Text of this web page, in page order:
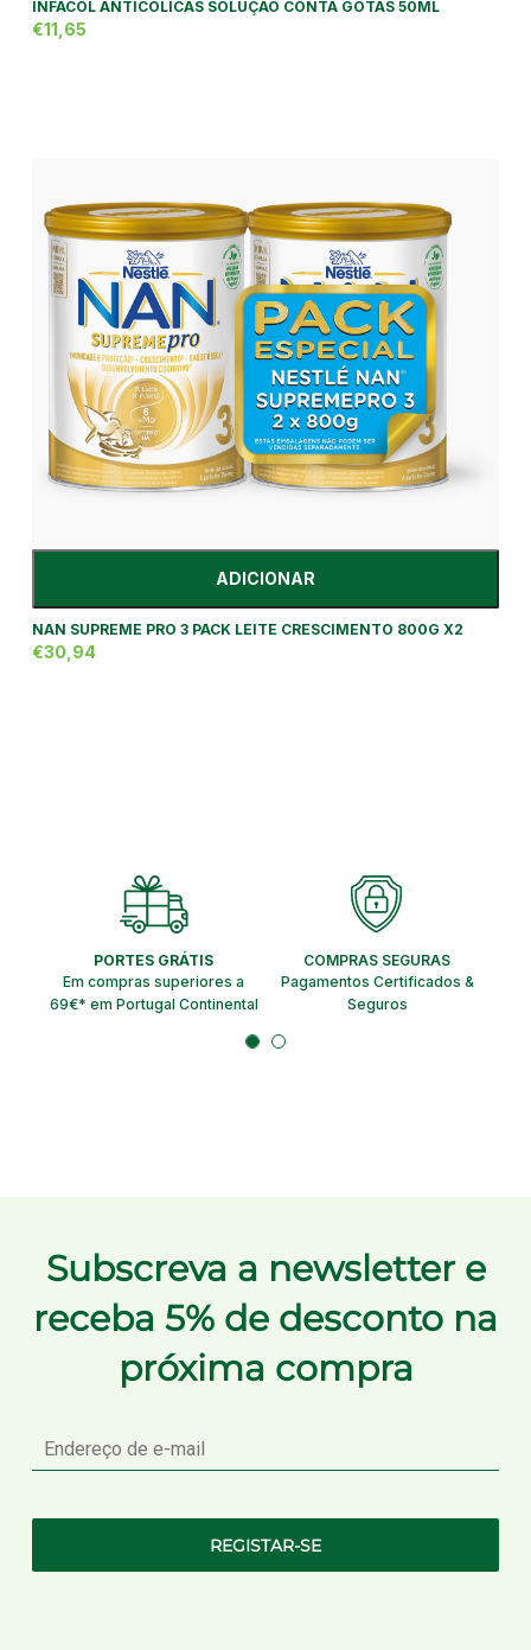
INFACOL ANTICÓLICAS SOLUÇÃO CONTA GOTAS 50ML
€11,65
ADICIONAR
NAN SUPREME PRO 3 PACK LEITE CRESCIMENTO 800G X2
€30,94
PORTES GRÁTIS
Em compras superiores a
69€* em Portugal Continental
COMPRAS SEGURAS
Pagamentos Certificados &
Seguros
Subscreva a newsletter e
receba 5% de desconto na
próxima compra
mail
REGISTAR-SE